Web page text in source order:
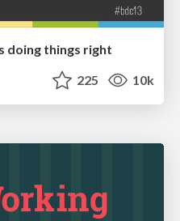
doing things right
225 10k